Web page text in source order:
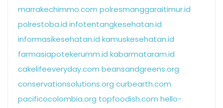
marrakechimmo.com polresmanggaraitimur.id
polrestoba.id infotentangkesehatan.id
informasikesehatan.id kamuskesehatan.id
farmasiapotekerumm.id kabarmataram.id
cakelifeeveryday.com beansandgreens.org
conservationsolutions.org curbearth.com
pacificocolombia.org topfoodish.com hello-